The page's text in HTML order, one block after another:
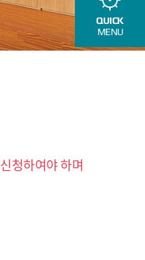
QUICK
MENU
청하여야 하며